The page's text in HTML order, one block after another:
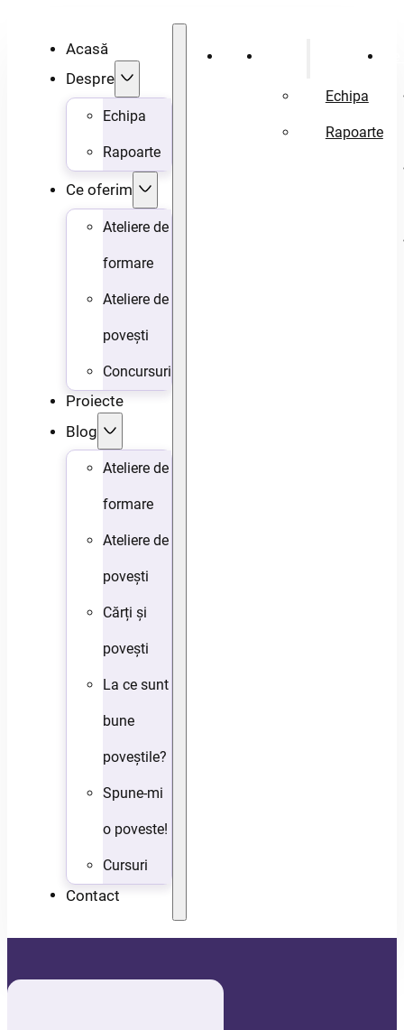
Acasă
Despre
Echipa
Rapoarte
Ce oferim
Ateliere de
formare
Ateliere de
povești
Concursuri
Proiecte
Blog
Ateliere de
formare
Ateliere de
povești
Cărți și
povești
La ce sunt
bune
poveștile?
Spune-mi
o poveste!
Cursuri
Contact
Acasă
Echipa
Rapoarte